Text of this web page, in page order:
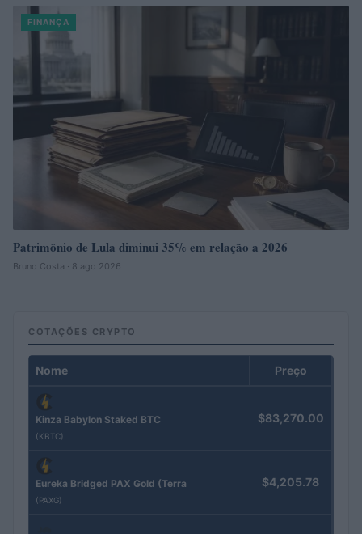
FINANÇA
Patrimônio de Lula diminui 35% em relação a 2026
Bruno Costa · 8 ago 2026
COTAÇÕES CRYPTO
Nome Preço
Kinza Babylon Staked BTC
(KBTC)
$83,270.00
Eureka Bridged PAX Gold (Terra
(PAXG)
$4,205.78